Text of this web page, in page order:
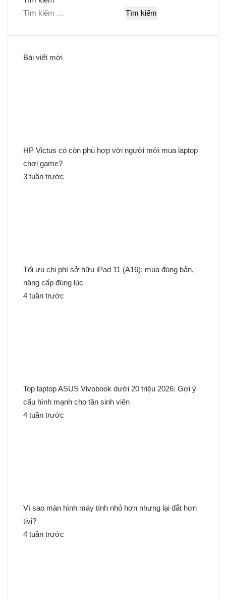
T
Bài viết mới
HP Victus có còn phù hợp với người mới mua laptop
chơi game?
3 tuần trước
Tối ưu chi phí sở hữu iPad 11 (A16): mua đúng bản,
nâng cấp đúng lúc
4 tuần trước
Top laptop ASUS Vivobook dưới 20 triệu 2026: Gợi ý
cấu hình mạnh cho tân sinh viên
4 tuần trước
Vì sao màn hình máy tính nhỏ hơn nhưng lại đắt hơn
tivi?
4 tuần trước